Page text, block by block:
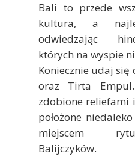
Bali to przede
kultura, a
odwiedzając
których na wyspie
Koniecznie udaj się
oraz Tirta
zdobione reliefami
położone
miejscem
Balijczyków.